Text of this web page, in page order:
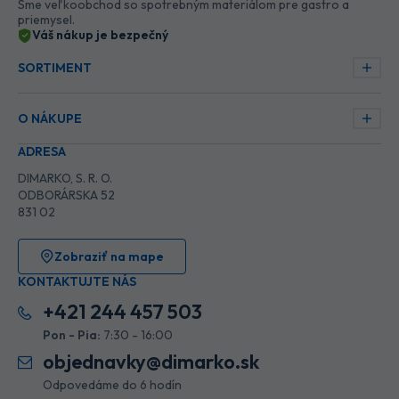
Sme veľkoobchod so spotrebným materiálom pre gastro a
priemysel.
Váš nákup je bezpečný
SORTIMENT
O NÁKUPE
ADRESA
DIMARKO, S. R. O.
ODBORÁRSKA 52
831 02
Zobraziť na mape
KONTAKTUJTE NÁS
+421 244 457 503
Pon - Pia: 7:30 - 16:00
objednavky@dimarko.sk
Odpovedáme do 6 hodín